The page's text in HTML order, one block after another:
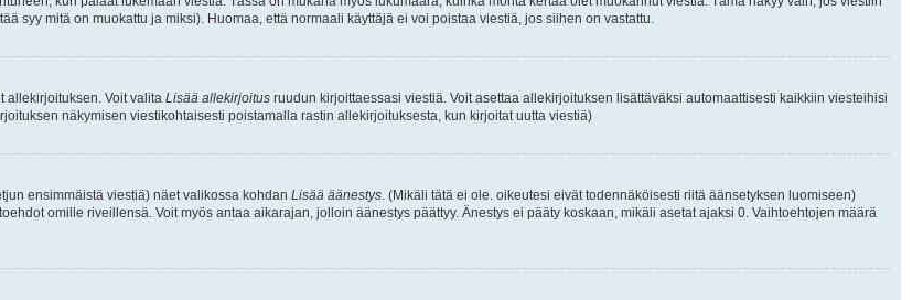
syy mitä on muokattu ja miksi). Huomaa, että normaali käyttäjä ei voi poistaa viestiä, jos siihen on vastattu.
allekirjoituksen. Voit valita Lisää allekirjoitus ruudun kirjoittaessasi viestiä. Voit asettaa allekirjoituksen lisättäväksi automaattisesti kaikkiin viesteihisi
näkymisen viestikohtaisesti poistamalla rastin allekirjoituksesta, kun kirjoitat uutta viestiä)
ensimmäistä viestiä) näet valikossa kohdan Lisää äänestys . (Mikäli tätä ei ole. oikeutesi eivät todennäköisesti riitä äänsetyksen luomiseen)
omille riveillensä. Voit myös antaa aikarajan, jolloin äänestys päättyy. Änestys ei pääty koskaan, mikäli asetat ajaksi 0. Vaihtoehtojen määrä